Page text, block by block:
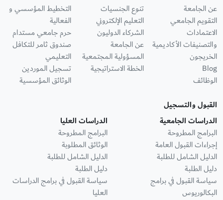
عن الجامعة
التقويم الجامعي
الاعتمادات
والتصنيفات الأكاديمية
الخريجون
Blog
الوظائف
تنوع الجنسيات
التعليم الإلكتروني
الشركاء الدوليون
عن الجامعة
المسؤولية المجتمعية
الخطة الاستراتيجية
التخطيط المؤسسي و
الفعالية
حرم جامعي مستدام
صندوق ثامر للتكافل
التعليمي
تسجيل الموردين
الوثائق المؤسسية
القبول والتسجيل
الدراسات الجامعية
البرامج المطروحة
إجراءات القبول العامة
الدليل الشامل للطلبة
دليل الطلبة
سياسة القبول في برامج
البكالوريوس
الدراسات العليا
البرامج المطروحة
الوثائق المطلوبة
الدليل الشامل للطلبة
دليل الطلبة
سياسة القبول في برامج الدراسات
العليا